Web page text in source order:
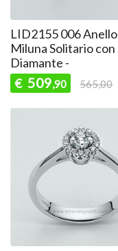
LID2155 006 Anello
Miluna Solitario con
Diamante -
€ 509,90 565,00